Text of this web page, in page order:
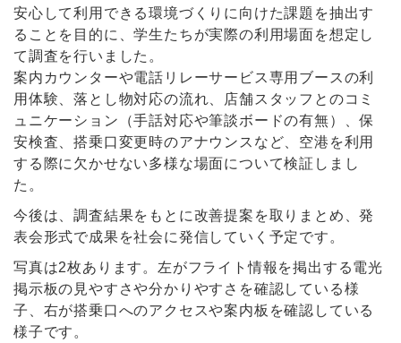
安心して利用できる環境づくりに向けた課題を抽出す
ることを目的に、学生たちが実際の利用場面を想定し
て調査を行いました。
案内カウンターや電話リレーサービス専用ブースの利
用体験、落とし物対応の流れ、店舗スタッフとのコミ
ュニケーション（手話対応や筆談ボードの有無）、保
安検査、搭乗口変更時のアナウンスなど、空港を利用
する際に欠かせない多様な場面について検証しまし
た。
今後は、調査結果をもとに改善提案を取りまとめ、発
表会形式で成果を社会に発信していく予定です。
写真は2枚あります。左がフライト情報を掲出する電光
掲示板の見やすさや分かりやすさを確認している様
子、右が搭乗口へのアクセスや案内板を確認している
様子です。